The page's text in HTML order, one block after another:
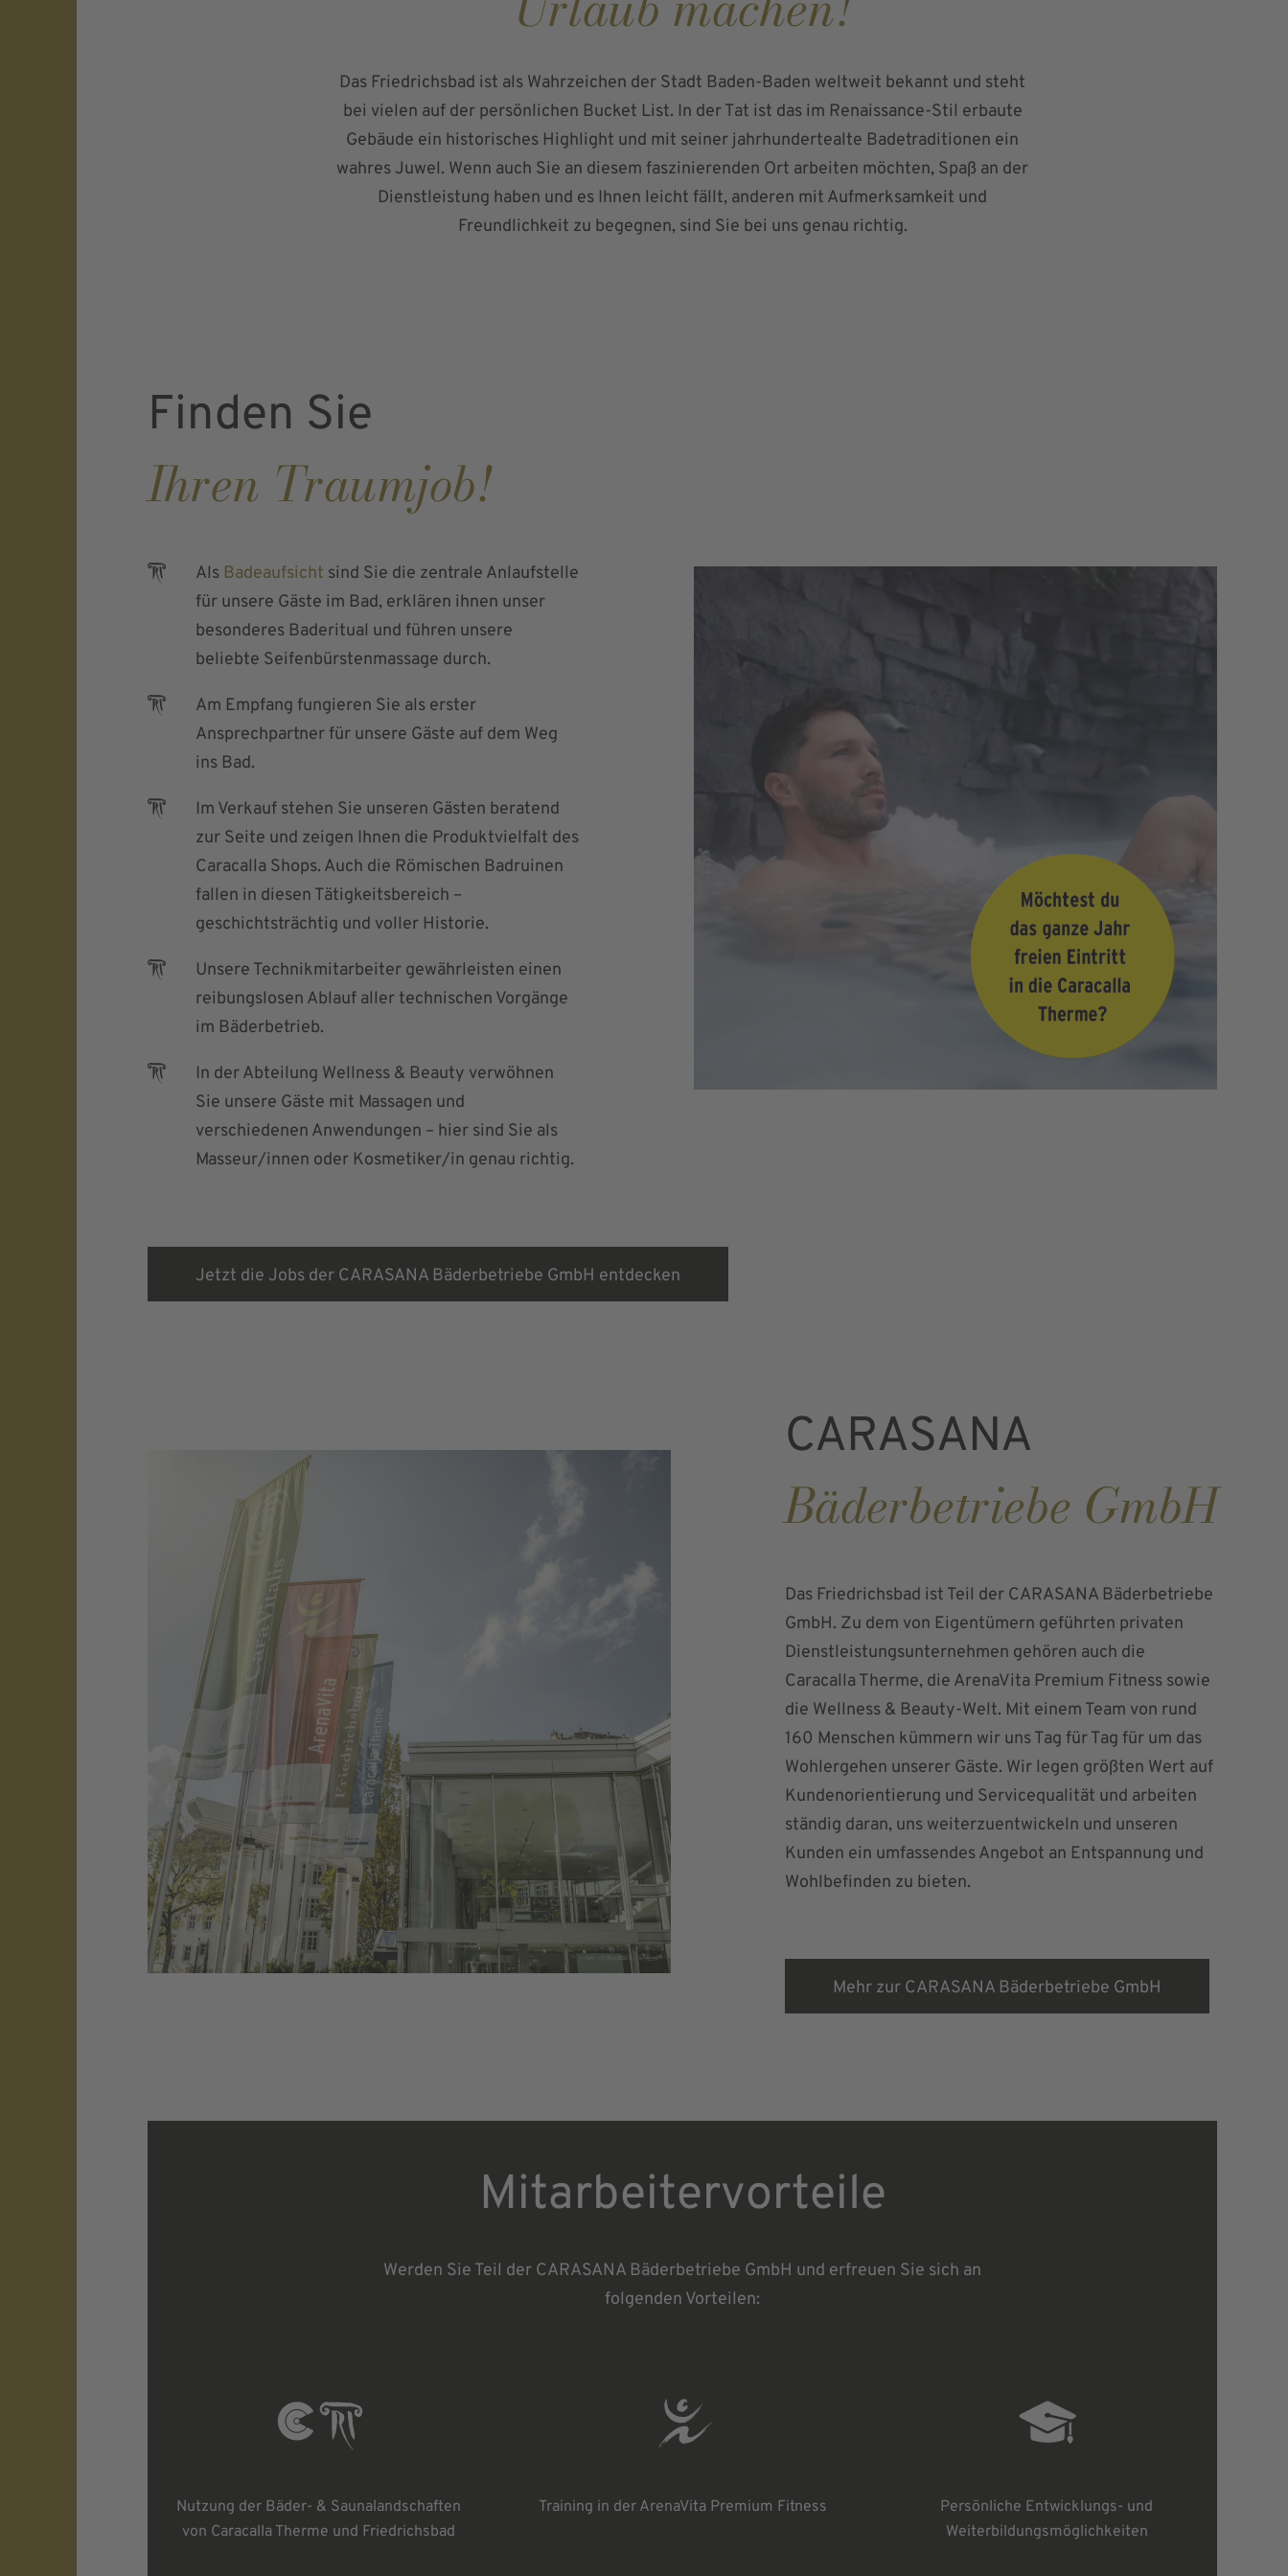
Das Friedrichsbad ist als Wahrzeichen der Stadt Baden-Baden weltweit bekannt und steht
bei vielen auf der persönlichen Bucket List. In der Tat ist das im Renaissance-Stil erbaute
Gebäude ein historisches Highlight und mit seiner jahrhundertealte Badetraditionen ein
wahres Juwel. Wenn auch Sie an diesem faszinierenden Ort arbeiten möchten, Spaß an der
Dienstleistung haben und es Ihnen leicht fällt, anderen mit Aufmerksamkeit und
Freundlichkeit zu begegnen, sind Sie bei uns genau richtig.
Finden Sie
Ihren Traumjob!
Als Badeaufsicht sind Sie die zentrale Anlaufstelle
für unsere Gäste im Bad, erklären ihnen unser
besonderes Baderitual und führen unsere
beliebte Seifenbürstenmassage durch.
Am Empfang fungieren Sie als erster
Ansprechpartner für unsere Gäste auf dem Weg
ins Bad.
Im Verkauf stehen Sie unseren Gästen beratend
zur Seite und zeigen Ihnen die Produktvielfalt des
Caracalla Shops. Auch die Römischen Badruinen
fallen in diesen Tätigkeitsbereich –
geschichtsträchtig und voller Historie.
Unsere Technikmitarbeiter gewährleisten einen
reibungslosen Ablauf aller technischen Vorgänge
im Bäderbetrieb.
In der Abteilung Wellness & Beauty verwöhnen
Sie unsere Gäste mit Massagen und
verschiedenen Anwendungen – hier sind Sie als
Masseur/innen oder Kosmetiker/in genau richtig.
Jetzt die Jobs der CARASANA Bäderbetriebe GmbH entdecken
CARASANA
Bäderbetriebe GmbH
Das Friedrichsbad ist Teil der CARASANA Bäderbetriebe
GmbH. Zu dem von Eigentümern geführten privaten
Dienstleistungsunternehmen gehören auch die
Caracalla Therme, die ArenaVita Premium Fitness sowie
die Wellness & Beauty-Welt. Mit einem Team von rund
160 Menschen kümmern wir uns Tag für Tag für um das
Wohlergehen unserer Gäste. Wir legen größten Wert auf
Kundenorientierung und Servicequalität und arbeiten
ständig daran, uns weiterzuentwickeln und unseren
Kunden ein umfassendes Angebot an Entspannung und
Wohlbefinden zu bieten.
Mehr zur CARASANA Bäderbetriebe GmbH
Mitarbeitervorteile
Werden Sie Teil der CARASANA Bäderbetriebe GmbH und erfreuen Sie sich an
folgenden Vorteilen:
Nutzung der Bäder- & Saunalandschaften
von Caracalla Therme und Friedrichsbad
Training in der ArenaVita Premium Fitness
Persönliche Entwicklungs- und
Weiterbildungsmöglichkeiten